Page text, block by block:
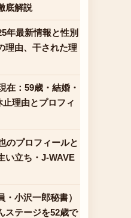
底解説
年最新情報と性別
理由、干された理
在：59歳・結婚・
理由とプロフィ
のプロフィールと
い立ち・J-WAVE
小沢一郎秘書）
ステージを52歳で